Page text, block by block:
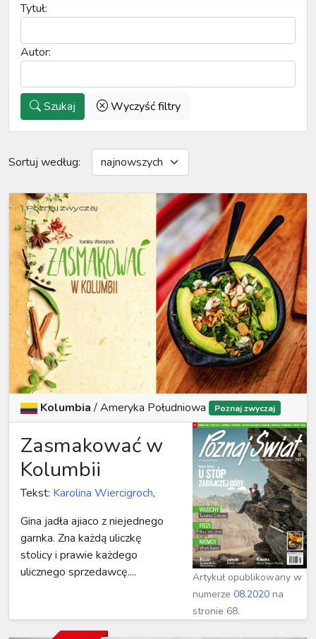
Tytuł:
Autor:
Szukaj Wyczyść filtry
Sortuj według:
Kolumbia/Ameryka Południowa Poznaj zwyczaj
Zasmakować w
Kolumbii
Tekst: Karolina Wiercigroch,
Gina jadła ajiaco z niejednego
garnka. Zna każdą uliczkę
stolicy i prawie każdego
ulicznego sprzedawcę....
Artykuł opublikowany w
numerze08.2020 na
stronie 68.